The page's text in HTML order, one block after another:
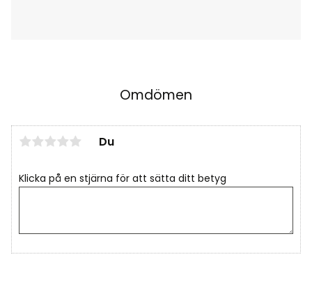
Omdömen
Du
Klicka på en stjärna för att sätta ditt betyg